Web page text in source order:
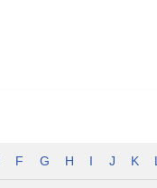
F G H I J K